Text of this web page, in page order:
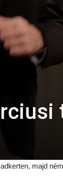
majd